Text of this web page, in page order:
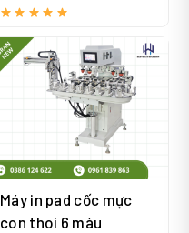
Máy in pad cốc mực
con thoi 6 màu